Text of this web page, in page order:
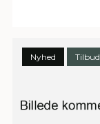
Nyhed Tilbud